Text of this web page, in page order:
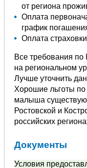
от региона
Оплата
график
Оплата
Все требования по
на региональном
Лучше уточнить
Хорошие льготы по
малыша
Ростовской и
российских
Документы
Условия